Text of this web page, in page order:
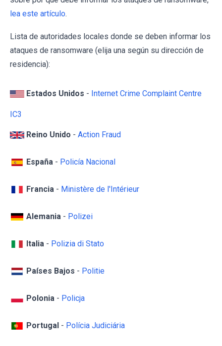
lea este artículo.
Lista de autoridades locales donde se deben informar los
ataques de ransomware (elija una según su dirección de
residencia):
Estados Unidos - Internet Crime Complaint Centre
IC3
Reino Unido - Action Fraud
España - Policía Nacional
Francia - Ministère de l'Intérieur
Alemania - Polizei
Italia - Polizia di Stato
Países Bajos - Politie
Polonia - Policja
Portugal - Polícia Judiciária